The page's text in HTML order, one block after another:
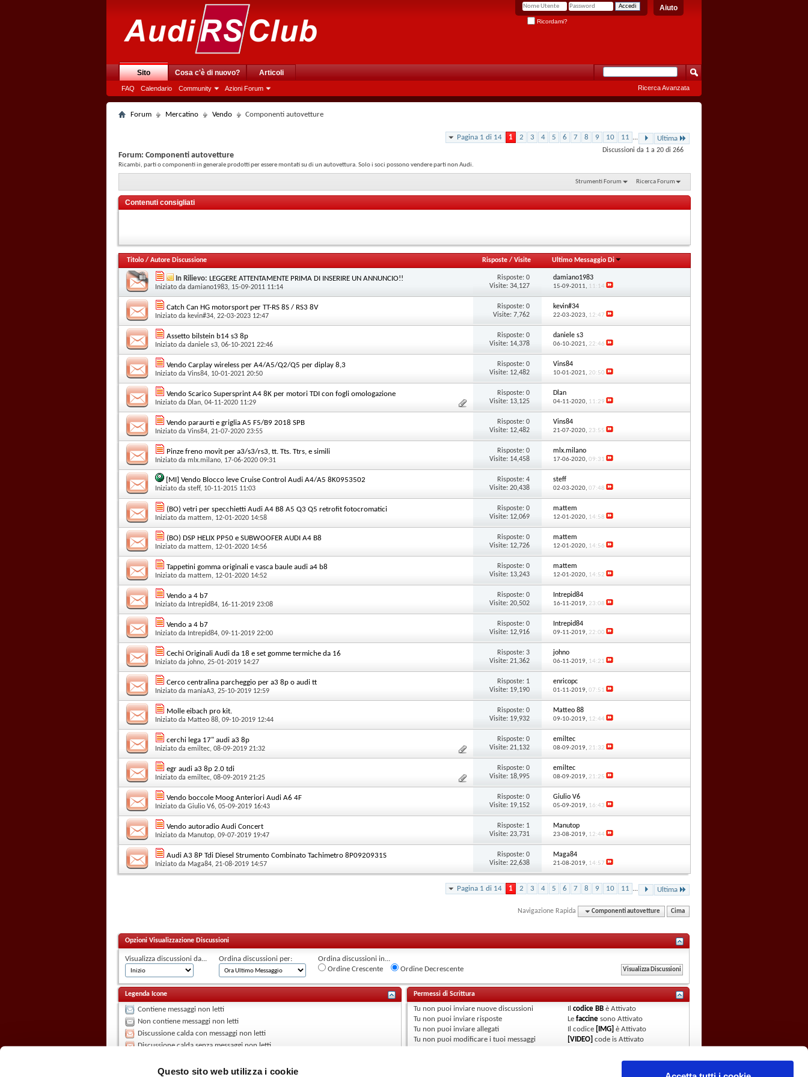
Questo sito web utilizza i cookie
Aiuto
Ricordami?
Sito
FAQ Calendario Community Azioni Forum
Cosa c'è di nuovo? Articoli
Ricerca Avanzata
Forum Mercatino Vendo Componenti autovetture
Pagina 1 di 14 1 2 3 4 5 6 7 8 9 10 11 ... Ultima
Discussioni da 1 a 20 di 266
Forum: Componenti autovetture
Ricambi, parti o componenti in generale prodotti per essere montati su di un autovettura. Solo i soci possono vendere parti non Audi.
Strumenti Forum Ricerca Forum
Contenuti consigliati
Titolo / Autore Discussione Risposte /Visite Ultimo Messaggio Di
In Rilievo: LEGGERE ATTENTAMENTE PRIMA DI INSERIRE UN ANNUNCIO!!
Iniziato da damiano1983, 15-09-2011 11:14
Risposte: 0
Visite: 34,127
damiano1983
15-09-2011, 11:14
Catch Can HG motorsport per TT-RS 8S / RS3 8V
Iniziato da kevin#34, 22-03-2023 12:47
Risposte: 0
Visite: 7,762
kevin#34
22-03-2023, 12:47
Assetto bilstein b14 s3 8p
Iniziato da daniele s3, 06-10-2021 22:46
Risposte: 0
Visite: 14,378
daniele s3
06-10-2021, 22:46
Vendo Carplay wireless per A4/A5/Q2/Q5 per diplay 8,3
Iniziato da Vins84, 10-01-2021 20:50
Risposte: 0
Visite: 12,482
Vins84
10-01-2021, 20:50
Vendo Scarico Supersprint A4 8K per motori TDI con fogli omologazione
Iniziato da Dlan, 04-11-2020 11:29
Risposte: 0
Visite: 13,125
Dlan
04-11-2020, 11:29
Vendo paraurti e griglia A5 F5/B9 2018 SPB
Iniziato da Vins84, 21-07-2020 23:55
Risposte: 0
Visite: 12,482
Vins84
21-07-2020, 23:55
Pinze freno movit per a3/s3/rs3, tt. Tts. Ttrs, e simili
Iniziato da mlx.milano, 17-06-2020 09:31
Risposte: 0
Visite: 14,458
mlx.milano
17-06-2020, 09:31
[MI] Vendo Blocco leve Cruise Control Audi A4/A5 8K0953502
Iniziato da steff, 10-11-2015 11:03
Risposte: 4
Visite: 20,438
steff
02-03-2020, 07:48
(BO) vetri per specchietti Audi A4 B8 A5 Q3 Q5 retrofit fotocromatici
Iniziato da mattem, 12-01-2020 14:58
Risposte: 0
Visite: 12,069
mattem
12-01-2020, 14:58
(BO) DSP HELIX PP50 e SUBWOOFER AUDI A4 B8
Iniziato da mattem, 12-01-2020 14:56
Risposte: 0
Visite: 12,726
mattem
12-01-2020, 14:56
Tappetini gomma originali e vasca baule audi a4 b8
Iniziato da mattem, 12-01-2020 14:52
Risposte: 0
Visite: 13,243
mattem
12-01-2020, 14:52
Vendo a 4 b7
Iniziato da Intrepid84, 16-11-2019 23:08
Risposte: 0
Visite: 20,502
Intrepid84
16-11-2019, 23:08
Vendo a 4 b7
Iniziato da Intrepid84, 09-11-2019 22:00
Risposte: 0
Visite: 12,916
Intrepid84
09-11-2019, 22:00
Cechi Originali Audi da 18 e set gomme termiche da 16
Iniziato da johno, 25-01-2019 14:27
Risposte: 3
Visite: 21,362
johno
06-11-2019, 14:21
Cerco centralina parcheggio per a3 8p o audi tt
Iniziato da maniaA3, 25-10-2019 12:59
Risposte: 1
Visite: 19,190
enricopc
01-11-2019, 07:51
Molle eibach pro kit.
Iniziato da Matteo 88, 09-10-2019 12:44
Risposte: 0
Visite: 19,932
Matteo 88
09-10-2019, 12:44
cerchi lega 17" audi a3 8p
Iniziato da emiltec, 08-09-2019 21:32
Risposte: 0
Visite: 21,132
emiltec
08-09-2019, 21:32
egr audi a3 8p 2.0 tdi
Iniziato da emiltec, 08-09-2019 21:25
Risposte: 0
Visite: 18,995
emiltec
08-09-2019, 21:25
Vendo boccole Moog Anteriori Audi A6 4F
Iniziato da Giulio V6, 05-09-2019 16:43
Risposte: 0
Visite: 19,152
Giulio V6
05-09-2019, 16:43
Vendo autoradio Audi Concert
Iniziato da Manutop, 09-07-2019 19:47
Risposte: 1
Visite: 23,731
Manutop
23-08-2019, 12:44
Audi A3 8P Tdi Diesel Strumento Combinato Tachimetro 8P0920931S
Iniziato da Maga84, 21-08-2019 14:57
Risposte: 0
Visite: 22,638
Maga84
21-08-2019, 14:57
Pagina 1 di 14 1 2 3 4 5 6 7 8 9 10 11 ... Ultima
Navigazione Rapida Componenti autovetture Cima
Opzioni Visualizzazione Discussioni
Visualizza discussioni da... Ordina discussioni per:
Ordina discussioni in...
Ordine Crescente
Ordine Decrescente
Legenda Icone
Contiene messaggi non letti
Non contiene messaggi non letti
Discussione calda con messaggi non letti
Discussione calda senza messaggi non letti
Hai scritto in questa discussione
Permessi di Scrittura
Tu non puoiinviare nuove discussioni
Tu non puoiinviare risposte
Tu non puoiinviare allegati
Tu non puoimodificare i tuoi messaggi
Ilcodice BB èAttivato
Lefaccine sonoAttivato
Il codice [IMG] èAttivato
[VIDEO] code isAttivato
Regole del Forum